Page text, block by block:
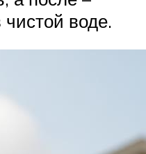
чистой воде.